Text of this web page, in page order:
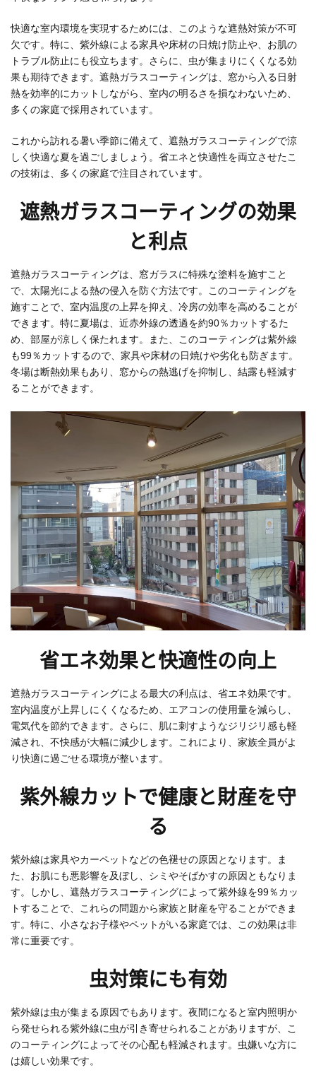
快適な室内環境を実現するためには、このような遮熱対策が不可
欠です。特に、紫外線による家具や床材の日焼け防止や、お肌の
トラブル防止にも役立ちます。さらに、虫が集まりにくくなる効
果も期待できます。遮熱ガラスコーティングは、窓から入る日射
熱を効率的にカットしながら、室内の明るさを損なわないため、
多くの家庭で採用されています。
これから訪れる暑い季節に備えて、遮熱ガラスコーティングで涼
しく快適な夏を過ごしましょう。省エネと快適性を両立させたこ
の技術は、多くの家庭で注目されています。
遮熱ガラスコーティングの効果
と利点
遮熱ガラスコーティングは、窓ガラスに特殊な塗料を施すこと
で、太陽光による熱の侵入を防ぐ方法です。このコーティングを
施すことで、室内温度の上昇を抑え、冷房の効率を高めることが
できます。特に夏場は、近赤外線の透過を約90％カットするた
め、部屋が涼しく保たれます。また、このコーティングは紫外線
も99％カットするので、家具や床材の日焼けや劣化も防ぎます。
冬場は断熱効果もあり、窓からの熱逃げを抑制し、結露も軽減す
ることができます。
省エネ効果と快適性の向上
遮熱ガラスコーティングによる最大の利点は、省エネ効果です。
室内温度が上昇しにくくなるため、エアコンの使用量を減らし、
電気代を節約できます。さらに、肌に刺すようなジリジリ感も軽
減され、不快感が大幅に減少します。これにより、家族全員がよ
り快適に過ごせる環境が整います。
紫外線カットで健康と財産を守
る
紫外線は家具やカーペットなどの色褪せの原因となります。ま
た、お肌にも悪影響を及ぼし、シミやそばかすの原因ともなりま
す。しかし、遮熱ガラスコーティングによって紫外線を99％カッ
トすることで、これらの問題から家族と財産を守ることができま
す。特に、小さなお子様やペットがいる家庭では、この効果は非
常に重要です。
虫対策にも有効
紫外線は虫が集まる原因でもあります。夜間になると室内照明か
ら発せられる紫外線に虫が引き寄せられることがありますが、こ
のコーティングによってその心配も軽減されます。虫嫌いな方に
は嬉しい効果です。